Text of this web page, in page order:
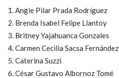
Angie Pilar Prada Rodríguez
Brenda Isabel Felipe Llantoy
Britney Yajahuanca Gonzales
Carmen Cecilia Sacsa Fernández
Caterina Suzzi
César Gustavo Albornoz Tomé